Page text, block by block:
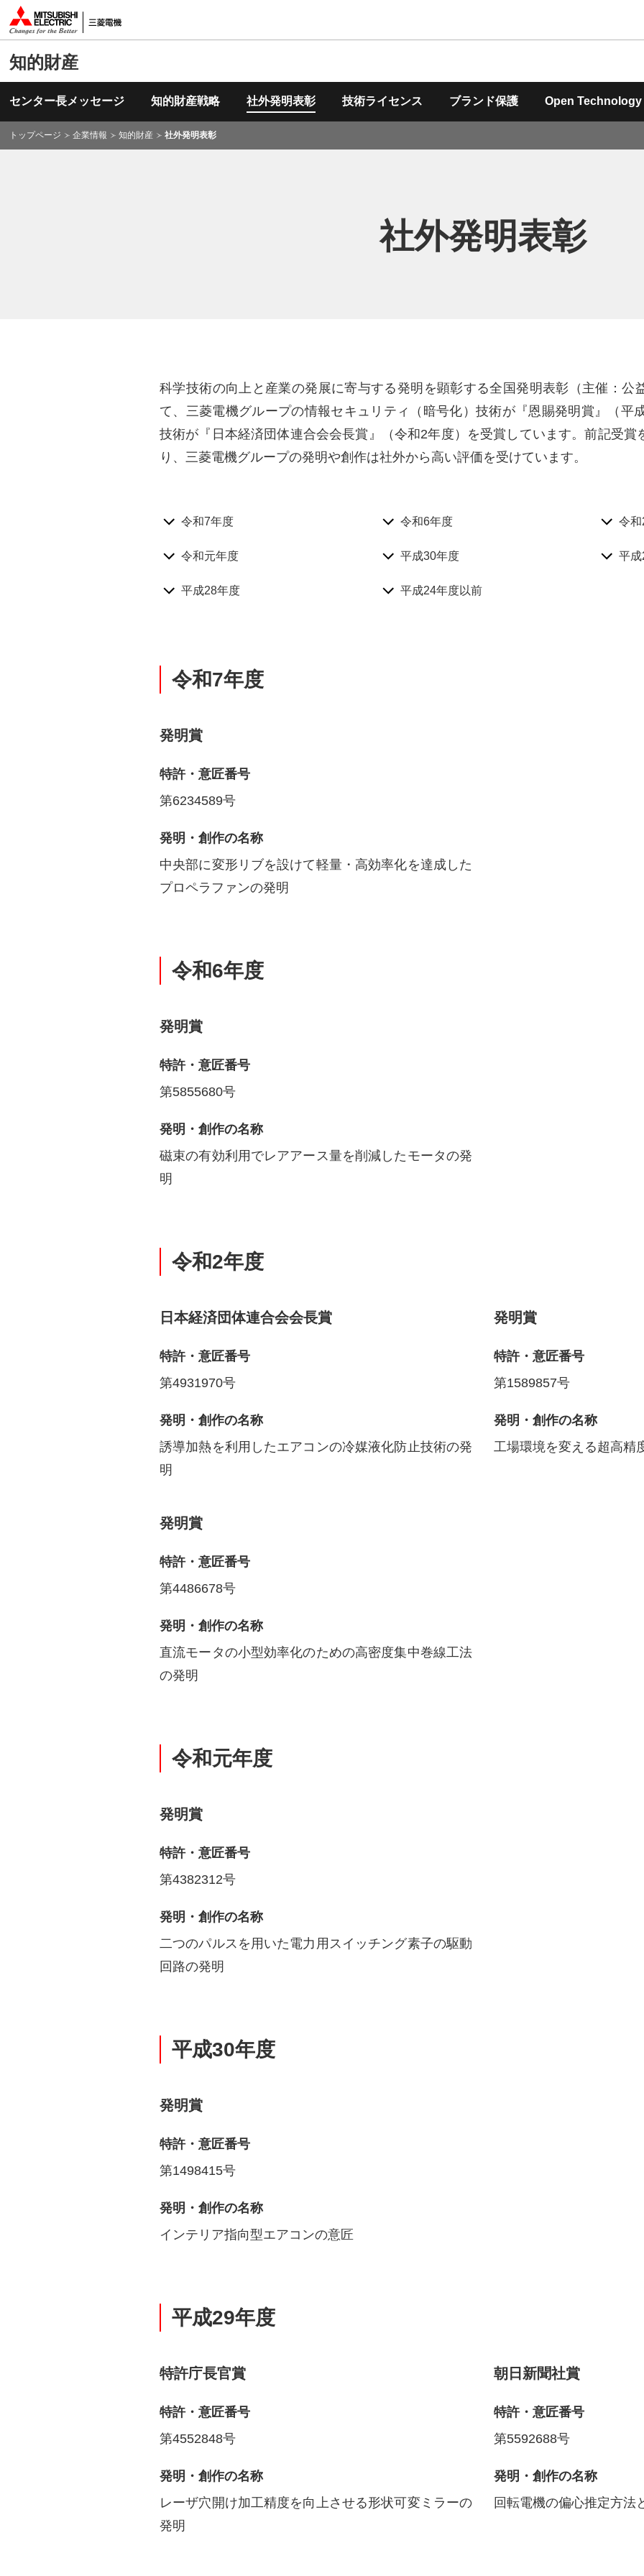
知的財産
センター長メッセージ 知的財産戦略 社外発明表彰 技術ライセンス ブランド保護 Open
トップページ 企業情報 知的財産 社外発明表彰
社外発明表彰
科学技術の向上と産業の発展に寄与する発明を顕彰する全国発明表彰（主催：公
て、三菱電機グループの情報セキュリティ（暗号化）技術が『恩賜発明賞』（平
技術が『日本経済団体連合会会長賞』（令和2年度）を受賞しています。前記受賞
り、三菱電機グループの発明や創作は社外から高い評価を受けています。
令和7年度 令和6年度 令
令和元年度 平成30年度 平
平成28年度 平成24年度以前
令和7年度
発明賞
特許・意匠番号
第6234589号
発明・創作の名称
中央部に変形リブを設けて軽量・高効率化を達成した
プロペラファンの発明
令和6年度
発明賞
特許・意匠番号
第5855680号
発明・創作の名称
磁束の有効利用でレアアース量を削減したモータの発
明
令和2年度
日本経済団体連合会会長賞
特許・意匠番号
第4931970号
発明賞
特許・意匠番号
第1589857号
発明・創作の名称
誘導加熱を利用したエアコンの冷媒液化防止技術の発
明
発明・創作の名称
工場環境を変える超高精
発明賞
特許・意匠番号
第4486678号
発明・創作の名称
直流モータの小型効率化のための高密度集中巻線工法
の発明
令和元年度
発明賞
特許・意匠番号
第4382312号
発明・創作の名称
二つのパルスを用いた電力用スイッチング素子の駆動
回路の発明
平成30年度
発明賞
特許・意匠番号
第1498415号
発明・創作の名称
インテリア指向型エアコンの意匠
平成29年度
特許庁長官賞
特許・意匠番号
第4552848号
発明・創作の名称
レーザ穴開け加工精度を向上させる形状可変ミラーの
発明
朝日新聞社賞
特許・意匠番号
第5592688号
発明・創作の名称
回転電機の偏心推定方法